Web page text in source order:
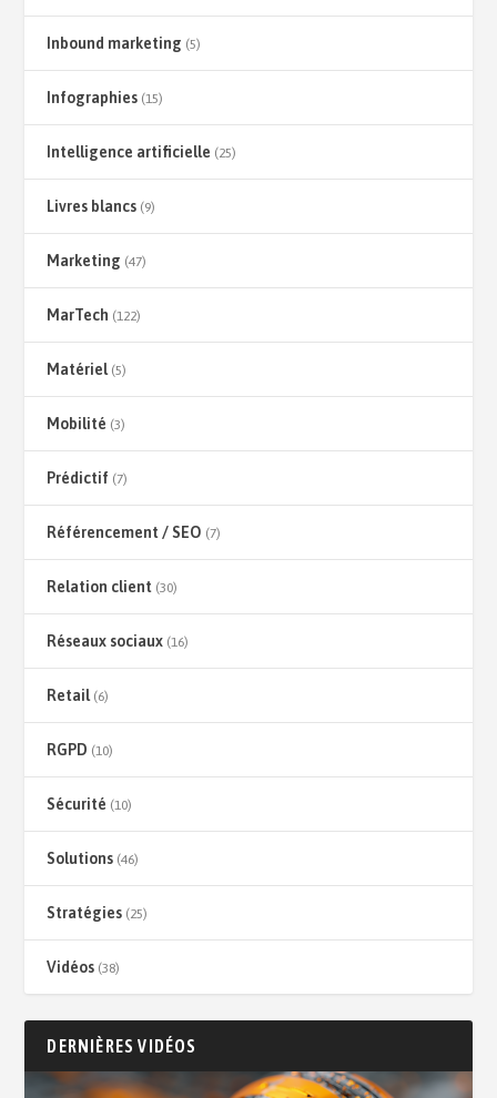
Inbound marketing (5)
Infographies (15)
Intelligence artificielle (25)
Livres blancs (9)
Marketing (47)
MarTech (122)
Matériel(5)
Mobilité (3)
Prédictif (7)
Référencement / SEO (7)
Relation client (30)
Réseaux sociaux (16)
Retail(6)
RGPD (10)
Sécurité (10)
Solutions (46)
Stratégies (25)
Vidéos (38)
DERNIÈRES VIDÉOS